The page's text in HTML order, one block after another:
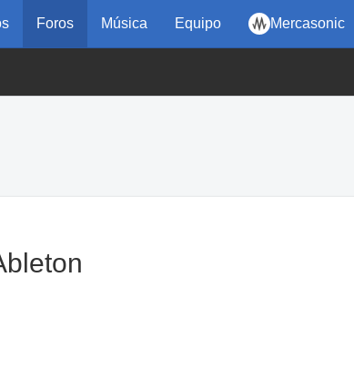
Foros Música Equipo Mercasonic